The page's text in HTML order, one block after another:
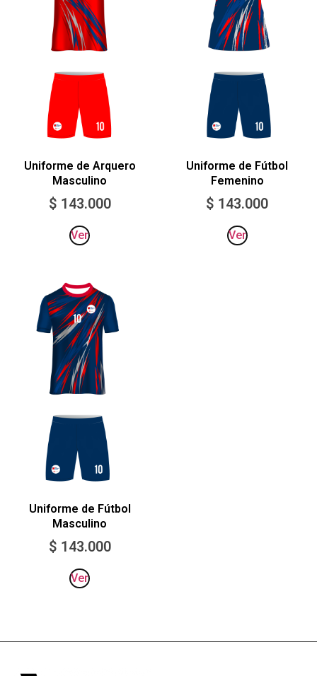
Uniforme de Arquero
Masculino
$ 143.000
Ver
Uniforme de Fútbol
Femenino
$ 143.000
Ver
Uniforme de Fútbol
Masculino
$ 143.000
Ver